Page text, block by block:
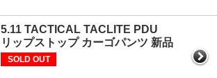
5.11 TACTICAL TACLITE PDU
リップストップ カーゴパンツ 新品
SOLD OUT